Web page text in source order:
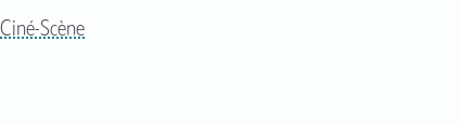
Ciné-Scène